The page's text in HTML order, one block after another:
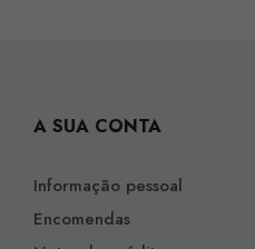
A SUA CONTA
Informação pessoal
Encomendas